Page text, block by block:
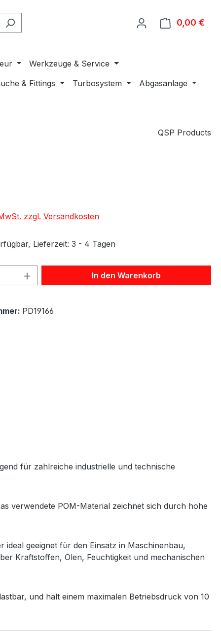
0,00 €
Werkzeuge & Service
& Fittings Turbosystem Abgasanlage
QSP Products
zzgl. Versandkosten
Lieferzeit: 3 - 4 Tagen
Anzahl: Gib den gewünschten Wert
In den Warenkorb
PD19166
für zahlreiche industrielle und technische
verwendete POM-Material zeichnet sich durch hohe
geeignet für den Einsatz in Maschinenbau,
Kraftstoffen, Ölen, Feuchtigkeit und mechanischen
und hält einem maximalen Betriebsdruck von 10